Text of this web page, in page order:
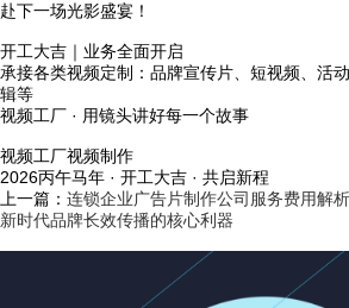
赴下一场光影盛宴！
开工大吉｜业务全面开启
承接各类视频定制：品牌宣传片、短视频、活
辑等
视频工厂 · 用镜头讲好每一个故事
视频工厂视频制作
2026丙午马年 · 开工大吉 · 共启新程
上一篇： 连锁企业广告片制作公司服务费用解析
新时代品牌长效传播的核心利器